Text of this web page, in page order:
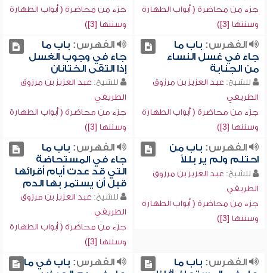
جزء من محاضرة ( أبواب الطهارة
وسننها [3])
جزء من محاضرة ( أبواب الطهارة
وسننها [3])
الفهرس: باب ما
جاء في غسل النساء
من الجنابة
للشيخ: عبد العزيز بن مرزوق
الطريفي
جزء من محاضرة ( أبواب الطهارة
وسننها [3])
الفهرس: باب ما
جاء في وجوب الغسل
إذا التقى الختانان
للشيخ: عبد العزيز بن مرزوق
الطريفي
جزء من محاضرة ( أبواب الطهارة
وسننها [3])
الفهرس: باب من
احتلم ولم ير بللاً
للشيخ: عبد العزيز بن مرزوق
الطريفي
جزء من محاضرة ( أبواب الطهارة
وسننها [3])
الفهرس: باب ما
جاء في المستحاضة
التي قد عدت أيام أقرائها
قبل أن يستمر بها الدم
للشيخ: عبد العزيز بن مرزوق
الطريفي
جزء من محاضرة ( أبواب الطهارة
وسننها [3])
الفهرس: باب ما
الفهرس: باب في ما